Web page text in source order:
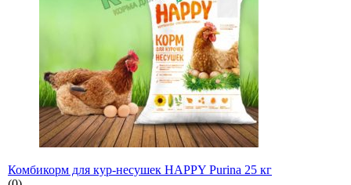
Комбикорм для кур-несушек HAPPY Purina 25 кг